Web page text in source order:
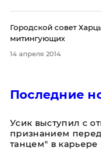
Городской совет
митингующих
14 апреля 2014
Последние
Усик выступил с
признанием
танцем" в карьере